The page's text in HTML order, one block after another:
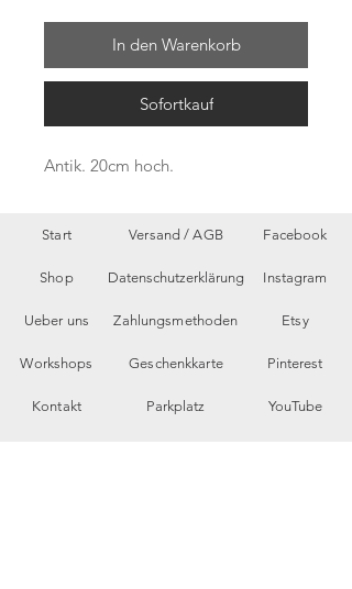
In den Warenkorb
Sofortkauf
Antik. 20cm hoch.
Start
Shop
Ueber uns
Workshops
Kontakt
Versand /AGB
Datenschutzerklärung
Zahlungsmethoden
Geschenkkarte
Parkplatz
Facebook
Instagram
Etsy
Pinterest
YouTube